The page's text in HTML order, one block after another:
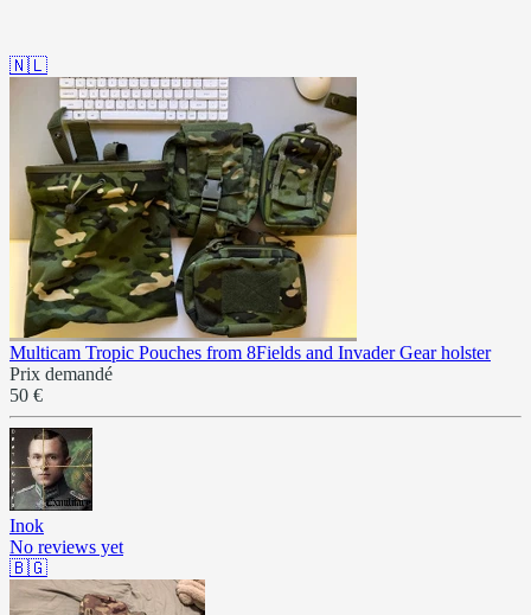
🇳🇱
Multicam Tropic Pouches from 8Fields and Invader Gear holster
Prix demandé
50 €
Inok
No reviews yet
🇧🇬